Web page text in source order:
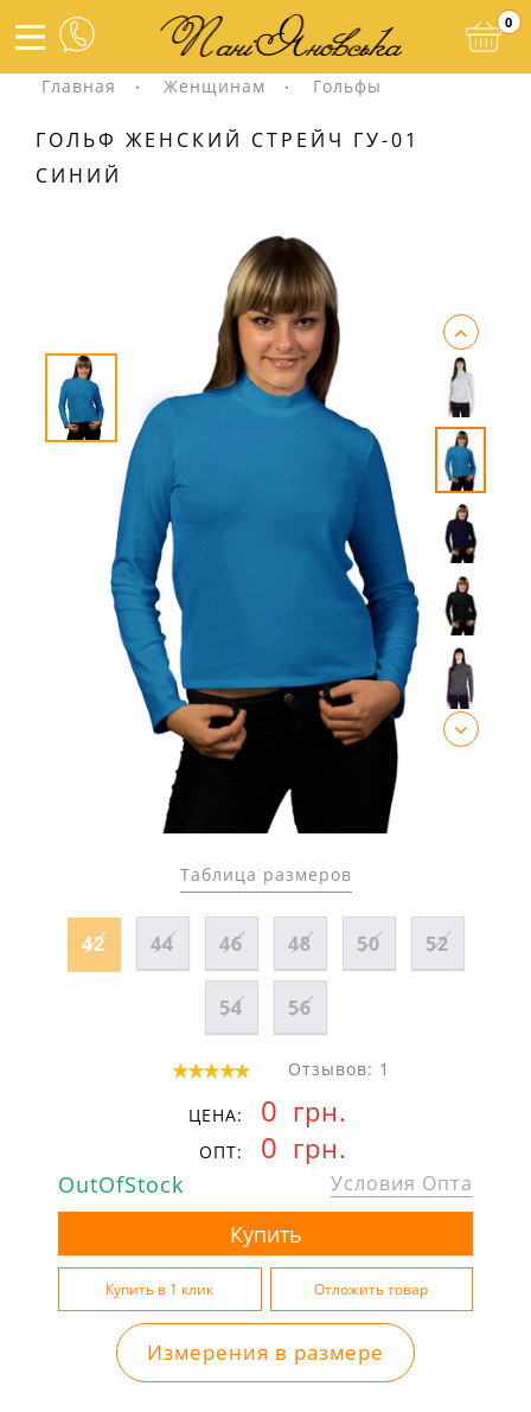
0
Главная Женщинам Гольфы
ГОЛЬФ ЖЕНСКИЙ СТРЕЙЧ ГУ-01
СИНИЙ
Таблица размеров
42 44 46 48 50 52
54 56
Отзывов: 1
ЦЕНА: 0 грн.
ОПТ: 0 грн.
OutOfStock Условия Опта
Измерения в размере